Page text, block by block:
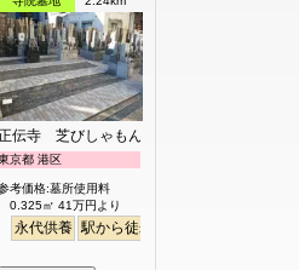
伝寺 芝びしゃもん浄苑
京都 港区
考価格:墓所使用料
0.325㎡ 41万円より
永代供養 駅から徒歩